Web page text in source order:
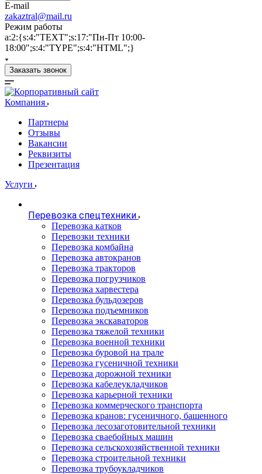
E-mail
zakaztral@mail.ru
Режим работы
a:2:{s:4:"TEXT";s:17:"Пн-Пт 10:00-
18:00";s:4:"TYPE";s:4:"HTML";}
Заказать звонок
Компания
Партнеры
Отзывы
Вакансии
Реквизиты
Презентация
Услуги
Перевозка спецтехники
Перевозка катков
Перевозки техники
Перевозка комбайна
Перевозка автокранов
Перевозка тракторов
Перевозка погрузчиков
Перевозка харвестера
Перевозка бульдозеров
Перевозка подъемников
Перевозка экскаваторов
Перевозка тяжелой техники
Перевозка военной техники
Перевозка буровой на трале
Перевозка гусеничной техники
Перевозка дорожной техники
Перевозка кабелеукладчиков
Перевозка карьерной техники
Перевозка коммерческого транспорта
Перевозка кранов: гусеничного, башенного
Перевозка лесозаготовительной техники
Перевозка сваебойных машин
Перевозка сельскохозяйственной техники
Перевозка строительной техники
Перевозка трубоукладчиков